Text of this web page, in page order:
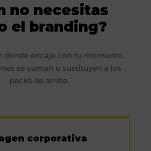
no necesitas
el branding?
donde encaje con tu momento.
se suman o sustituyen a los
packs de arriba.
corporativa